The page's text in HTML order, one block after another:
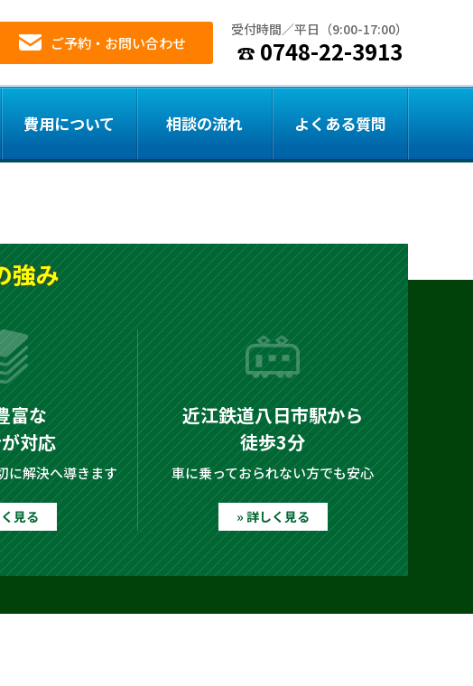
ご予約・お問い合わせ
受付時間／平日（9:00-17:00）
0748-22-3913
費用について 相談の流れ よくある質問
強み
富な
対応
に解決へ導きます
見る
近江鉄道八日市駅から
徒歩3分
車に乗っておられない方でも安心
» 詳しく見る